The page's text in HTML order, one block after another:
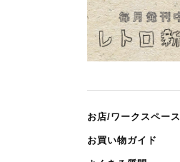
お店/ワークスペース
お買い物ガイド